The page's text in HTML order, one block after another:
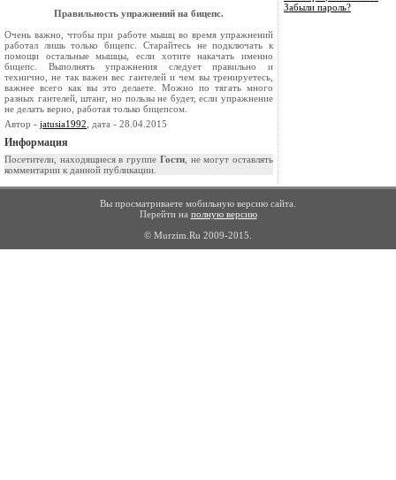
Правильность упражнений на бицепс.
Очень важно, чтобы при работе мышц во время упражнений
работал лишь только бицепс. Старайтесь не подключать к
помощи остальные мышцы, если хотите накачать именно
бицепс. Выполнять упражнения следует правильно и
технично, не так важен вес гантелей и чем вы тренируетесь,
важнее всего как вы это делаете. Можно по тягать много
разных гантелей, штанг, но пользы не будет, если упражнение
не делать верно, работая только бицепсом.
Автор - jatusia1992 , дата - 28.04.2015
Информация
Посетители, находящиеся в группе Гости, не могут оставлять
комментарии к данной публикации.
Забыли пароль?
Вы просматриваете мобильную версию сайта.
Перейти на полную версию
© Murzim.Ru 2009-2015.